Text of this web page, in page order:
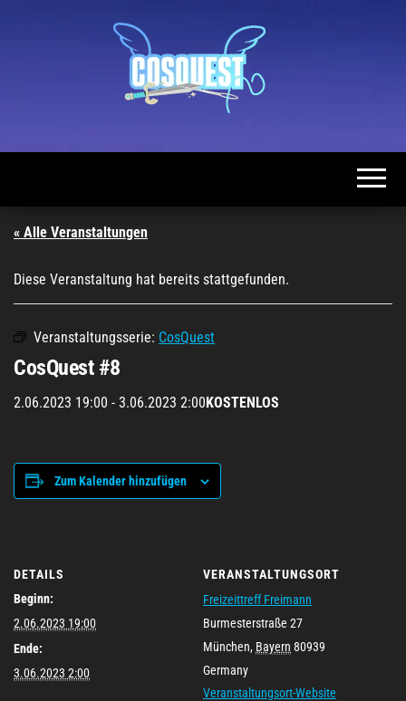
« Alle Veranstaltungen
Diese Veranstaltung hat bereits stattgefunden.
Veranstaltungsserie: CosQuest
CosQuest #8
2.06.2023 19:00 - 3.06.2023 2:00KOSTENLOS
Zum Kalender hinzufügen
DETAILS
Beginn:
2.06.2023 19:00
Ende:
3.06.2023 2:00
VERANSTALTUNGSORT
Freizeittreff Freimann
Burmesterstraße 27
München, Bayern 80939
Germany
Veranstaltungsort-Website